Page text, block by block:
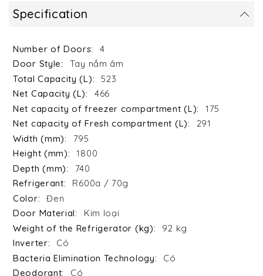
Specification
4
Tay nắm âm
523
466
175
291
795
1800
740
R600a / 70g
Đen
Kim loại
92 kg
Có
Có
Có